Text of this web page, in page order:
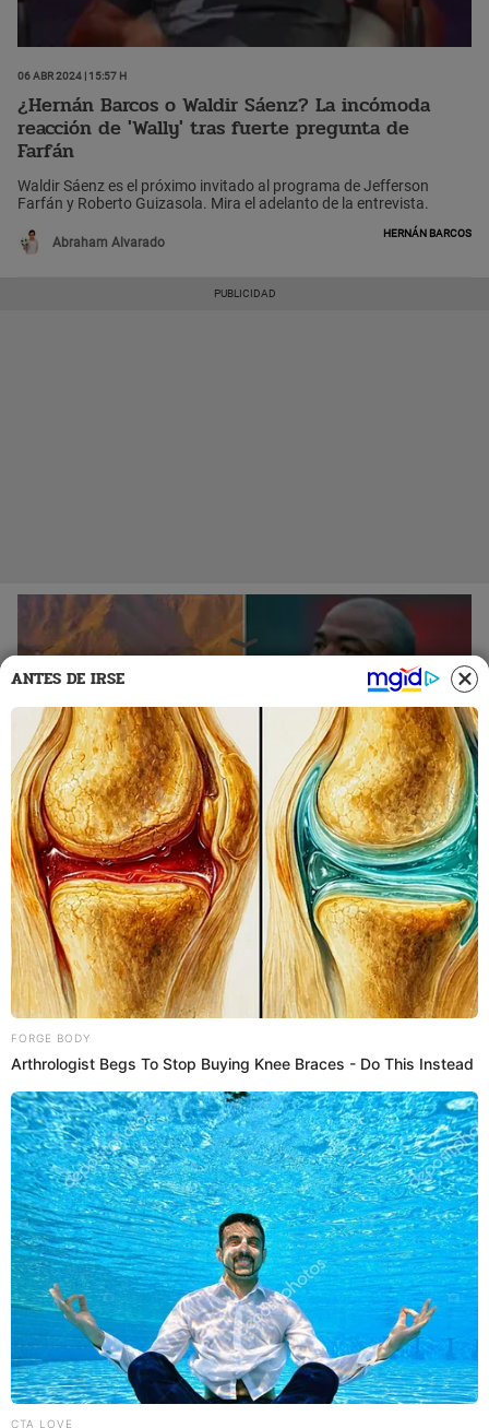
06 Abr 2024 | 15:57 h
¿Hernán Barcos o Waldir Sáenz? La incómoda
reacción de 'Wally' tras fuerte pregunta de
Farfán
Waldir Sáenz es el próximo invitado al programa de Jefferson
Farfán y Roberto Guizasola. Mira el adelanto de la entrevista.
Abraham Alvarado
Hernán Barcos
08 Nov 2023 | 12:46 h
Waldir Sáenz: “El estadio en Matute es de Alianza
Lima, ¿el Monumental de quién es? Esa bacinica
es de Gremco”
El goleador histórico de Alianza Lima, Waldir Sáenz, no toleró que le
dijeran que el Estadio de Matute no tiene palcos y criticó al
Monumental U Marathon.
Abraham Alvarado
30 Oct 2023 | 15:58 h
Waldir Sáenz y su inesperada reacción tras ver su
ANTES DE IRSE